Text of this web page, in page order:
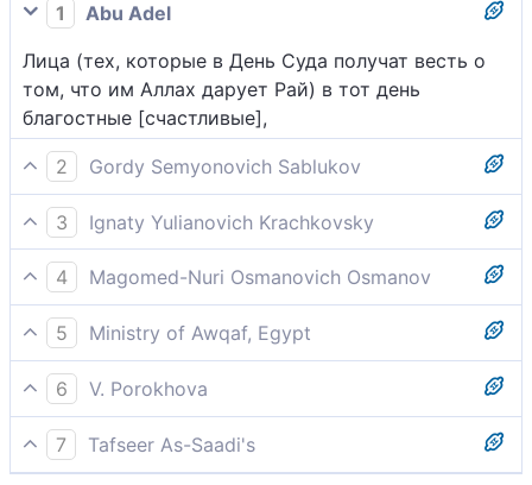
1
Abu Adel
Лица (тех, которые в День Суда получат весть о
том, что им Аллах дарует Рай) в тот день
благостные [счастливые],
2
Gordy Semyonovich Sablukov
В этот день некоторые будут с лицами
радостными,
3
Ignaty Yulianovich Krachkovsky
Лица в тот день благостные,
4
Magomed-Nuri Osmanovich Osmanov
[Другие] лица в тот день - благостные,
5
Ministry of Awqaf, Egypt
Лица же других будут в День воскресения
благостны
6
V. Porokhova
Другие ж лица В этот День Исполнятся
блаженства,
7
Tafseer As-Saadi's